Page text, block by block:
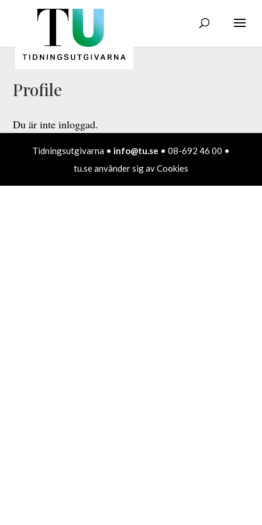
Profile
Du är inte inloggad.
Tidningsutgivarna • info@tu.se • 08-692 46 00 •
tu.se använder sig av Cookies